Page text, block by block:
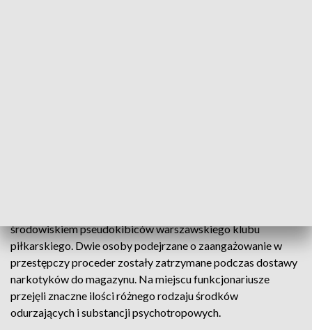
środowiskiem pseudokibiców warszawskiego klubu
piłkarskiego. Dwie osoby podejrzane o zaangażowanie w
przestępczy proceder zostały zatrzymane podczas dostawy
narkotyków do magazynu. Na miejscu funkcjonariusze
przejęli znaczne ilości różnego rodzaju środków
odurzających i substancji psychotropowych.